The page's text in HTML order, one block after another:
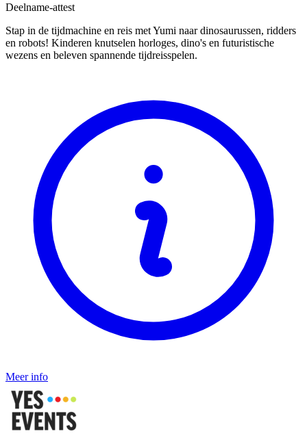
Deelname-attest
Stap in de tijdmachine en reis met Yumi naar dinosaurussen, ridders
en robots! Kinderen knutselen horloges, dino's en futuristische
wezens en beleven spannende tijdreisspelen.
Meer info